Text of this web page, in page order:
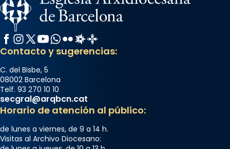
Facebook
Instagram
X / Twitter
YouTube
WhatsApp
FlickrRadio Estel
Catalunya Cristiana
Contacto y sugerencias:
C. del Bisbe, 5
08002 Barcelona
Telf. 93 270 10 10
secgral@arqbcn.cat
Horario de atención al público:
de lunes a viernes, de 9 a 14 h.
Visitas al Archivo Diocesano: